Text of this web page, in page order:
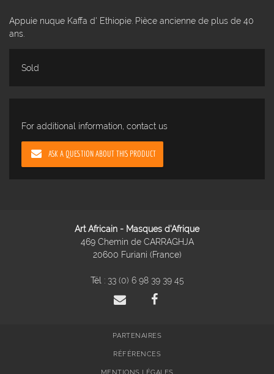
Appuie nuque Kaffa d' Ethiopie. Pièce ancienne de plus de 40
ans.
Sold
For additional information, contact us
ASK A QUESTION ABOUT THIS PRODUCT
Art Africain - Masques d'Afrique
469 Chemin de CARRAGHJA
20600 Furiani (France)
Tél : 33 (0) 6 98 39 39 45
PARTENAIRES
RÉFÉRENCES
MENTIONS LÉGALES